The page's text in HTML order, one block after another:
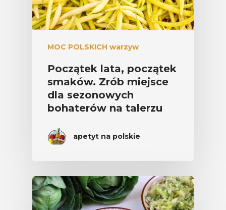
MOC POLSKICH warzyw
Początek lata, początek
smaków. Zrób miejsce
dla sezonowych
bohaterów na talerzu
apetyt na polskie